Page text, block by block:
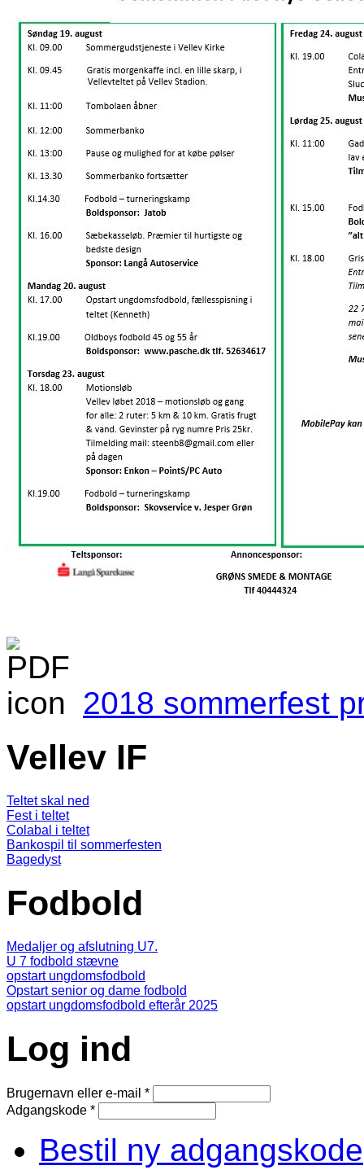
2018 sommerfest
Vellev IF
Teltet skal ned
Fest i teltet
Colabal i teltet
Bankospil til sommerfesten
Bagedyst
Fodbold
Medaljer og afslutning U7.
U 7 fodbold stævne
opstart ungdomsfodbold
Opstart senior og dame fodbold
opstart ungdomsfodbold efterår 2025
Log ind
Brugernavn eller e-mail *
Adgangskode *
Bestil ny adgangskode